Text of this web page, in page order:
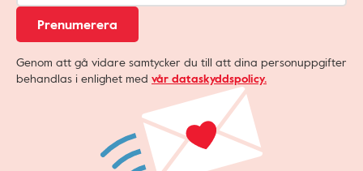
Prenumerera
Genom att gå vidare samtycker du till att dina personuppgifter
behandlas i enlighet med vår dataskyddspolicy.